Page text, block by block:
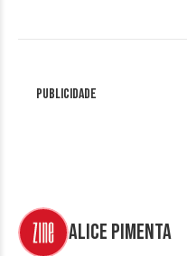
Publicidade
Alice Pimenta